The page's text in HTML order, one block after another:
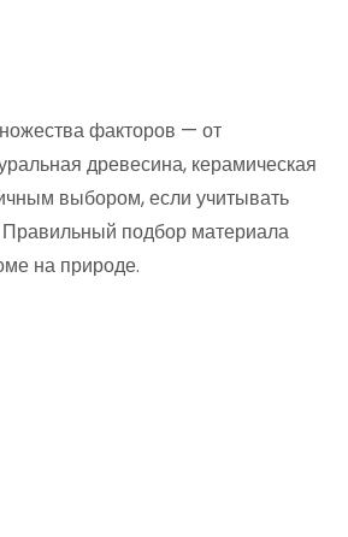
факторов — от
древесина, керамическая
выбором, если учитывать
подбор материала
на природе.